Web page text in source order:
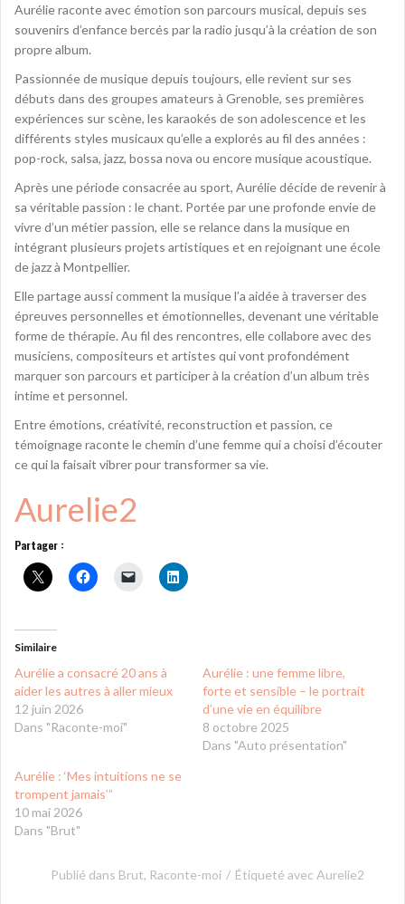
Aurélie raconte avec émotion son parcours musical, depuis ses
souvenirs d’enfance bercés par la radio jusqu’à la création de son
propre album.
Passionnée de musique depuis toujours, elle revient sur ses
débuts dans des groupes amateurs à Grenoble, ses premières
expériences sur scène, les karaokés de son adolescence et les
différents styles musicaux qu’elle a explorés au fil des années :
pop-rock, salsa, jazz, bossa nova ou encore musique acoustique.
Après une période consacrée au sport, Aurélie décide de revenir à
sa véritable passion : le chant. Portée par une profonde envie de
vivre d’un métier passion, elle se relance dans la musique en
intégrant plusieurs projets artistiques et en rejoignant une école
de jazz à Montpellier.
Elle partage aussi comment la musique l’a aidée à traverser des
épreuves personnelles et émotionnelles, devenant une véritable
forme de thérapie. Au fil des rencontres, elle collabore avec des
musiciens, compositeurs et artistes qui vont profondément
marquer son parcours et participer à la création d’un album très
intime et personnel.
Entre émotions, créativité, reconstruction et passion, ce
témoignage raconte le chemin d’une femme qui a choisi d’écouter
ce qui la faisait vibrer pour transformer sa vie.
Aurelie2
Partager :
Similaire
Aurélie a consacré 20 ans à
aider les autres à aller mieux
12 juin 2026
Dans "Raconte-moi"
Aurélie : une femme libre,
forte et sensible – le portrait
d’une vie en équilibre
8 octobre 2025
Dans "Auto présentation"
Aurélie : ‘Mes intuitions ne se
trompent jamais’”
10 mai 2026
Dans "Brut"
Publié dans Brut, Raconte-moi Étiqueté avec Aurelie2